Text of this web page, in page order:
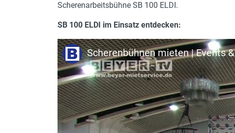
Leergewicht
Armart
Höhe Transportstellung in m
Allrad 4 x 4
Bereifung
Pendelachse
max. Steigfähigkeit in %
max. Bodenfreiheit
Scherenarbeitsbühne SB 100 ELDI.
SB 100 ELDI im Einsatz entdecken:
Scherenbühnen mieten | Events